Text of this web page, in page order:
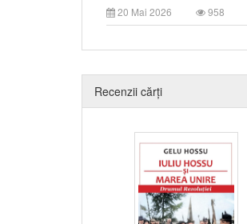
20 Mai 2026 958
Recenzii cărți